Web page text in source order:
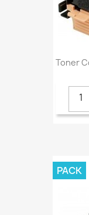
Toner
PACK